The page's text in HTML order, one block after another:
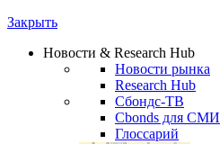
Закрыть
Новости & Research Hub
Новости рынка
Research Hub
Сбондс-ТВ
Cbonds для СМИ
Глоссарий